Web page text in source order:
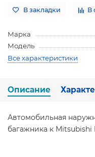
В закладки В
Марка
Модель
Все характеристики
Описание
Автомобильная
багажника к Mitsubishi